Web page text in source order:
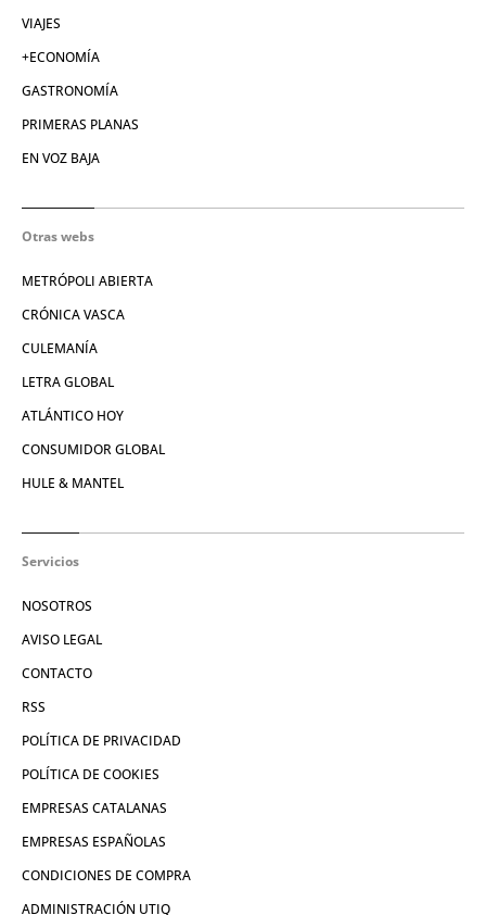
VIAJES
+ECONOMÍA
GASTRONOMÍA
PRIMERAS PLANAS
EN VOZ BAJA
Otras webs
METRÓPOLI ABIERTA
CRÓNICA VASCA
CULEMANÍA
LETRA GLOBAL
ATLÁNTICO HOY
CONSUMIDOR GLOBAL
HULE & MANTEL
Servicios
NOSOTROS
AVISO LEGAL
CONTACTO
RSS
POLÍTICA DE PRIVACIDAD
POLÍTICA DE COOKIES
EMPRESAS CATALANAS
EMPRESAS ESPAÑOLAS
CONDICIONES DE COMPRA
ADMINISTRACIÓN UTIQ